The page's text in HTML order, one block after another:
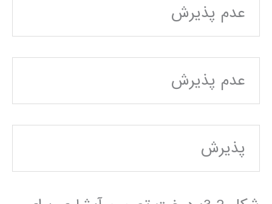
عدم پذيرش
عدم پذيرش
پذيرش